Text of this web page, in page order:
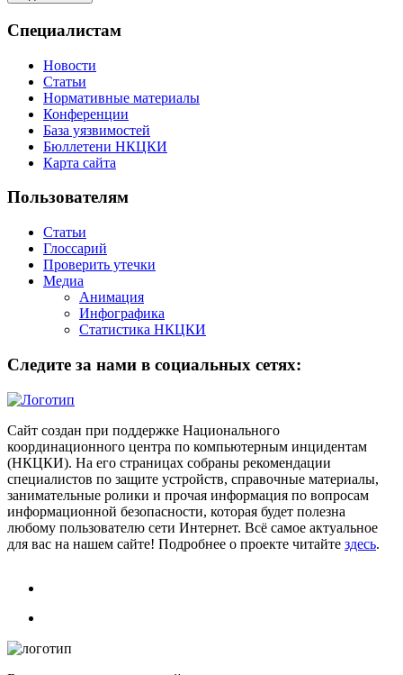
Специалистам
Новости
Статьи
Нормативные материалы
Конференции
База уязвимостей
Бюллетени НКЦКИ
Карта сайта
Пользователям
Статьи
Глоссарий
Проверить утечки
Медиа
Анимация
Инфографика
Статистика НКЦКИ
Следите за нами в социальных сетях:
Сайт создан при поддержке Национального
координационного центра по компьютерным инцидентам
(НКЦКИ). На его страницах собраны рекомендации
специалистов по защите устройств, справочные материалы,
занимательные ролики и прочая информация по вопросам
информационной безопасности, которая будет полезна
любому пользователю сети Интернет. Всё самое актуальное
для вас на нашем сайте! Подробнее о проекте читайте здесь.